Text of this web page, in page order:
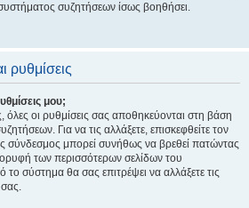
συζητήσεων ίσως βοηθήσει.
ρυθμίσεις
μου;
όλες οι ρυθμίσεις σας αποθηκεύονται στη βάση
Για να τις αλλάξετε, επισκεφθείτε τον
σύνδεσμος μπορεί συνήθως να βρεθεί πατώντας
των περισσότερων σελίδων του
σύστημα θα σας επιτρέψει να αλλάξετε τις
σας.